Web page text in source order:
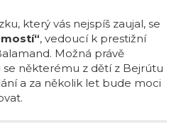
který vás nejspíš zaujal, se
, vedoucí k prestižní
Možná právě
některému z dětí z Bejrútu
a za několik let bude moci